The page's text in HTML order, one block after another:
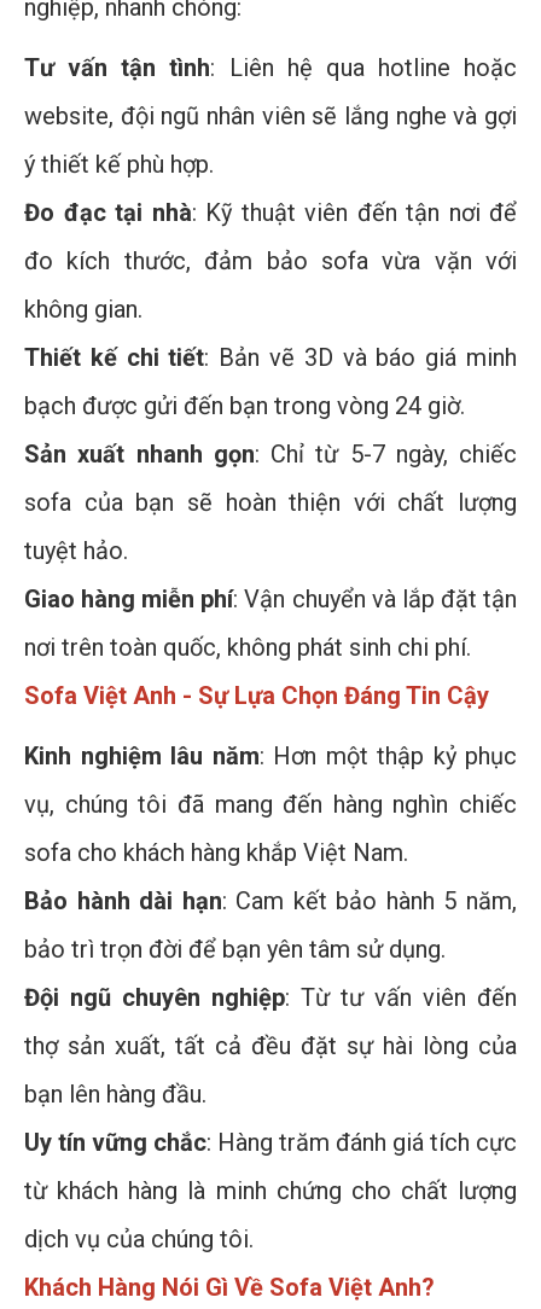
nghiệp, nhanh chóng:
Tư vấn tận tình: Liên hệ qua hotline hoặc
website, đội ngũ nhân viên sẽ lắng nghe và gợi
ý thiết kế phù hợp.
Đo đạc tại nhà: Kỹ thuật viên đến tận nơi để
đo kích thước, đảm bảo sofa vừa vặn với
không gian.
Thiết kế chi tiết: Bản vẽ 3D và báo giá minh
bạch được gửi đến bạn trong vòng 24 giờ.
Sản xuất nhanh gọn: Chỉ từ 5-7 ngày, chiếc
sofa của bạn sẽ hoàn thiện với chất lượng
tuyệt hảo.
Giao hàng miễn phí: Vận chuyển và lắp đặt tận
nơi trên toàn quốc, không phát sinh chi phí.
Sofa Việt Anh - Sự Lựa Chọn Đáng Tin Cậy
Kinh nghiệm lâu năm: Hơn một thập kỷ phục
vụ, chúng tôi đã mang đến hàng nghìn chiếc
sofa cho khách hàng khắp Việt Nam.
Bảo hành dài hạn: Cam kết bảo hành 5 năm,
bảo trì trọn đời để bạn yên tâm sử dụng.
Đội ngũ chuyên nghiệp: Từ tư vấn viên đến
thợ sản xuất, tất cả đều đặt sự hài lòng của
bạn lên hàng đầu.
Uy tín vững chắc: Hàng trăm đánh giá tích cực
từ khách hàng là minh chứng cho chất lượng
dịch vụ của chúng tôi.
Khách Hàng Nói Gì Về Sofa Việt Anh?